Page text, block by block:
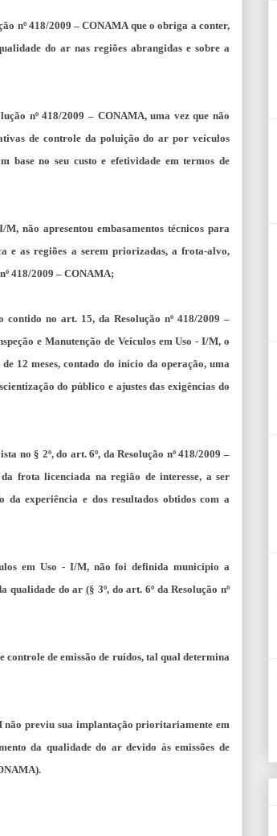
nº 418/2009 – CONAMA que o obriga a conter,
do ar nas regiões abrangidas e sobre a
nº 418/2009 – CONAMA, uma vez que não
de controle da poluição do ar por veículos
base no seu custo e efetividade em termos de
não apresentou embasamentos técnicos para
e as regiões a serem priorizadas, a frota-alvo,
418/2009 – CONAMA;
contido no art. 15, da Resolução nº 418/2009 –
e Manutenção de Veículos em Uso - I/M, o
12 meses, contado do início da operação, uma
do público e ajustes das exigências do
no § 2º, do art. 6º, da Resolução nº 418/2009 –
frota licenciada na região de interesse, a ser
experiência e dos resultados obtidos com a
em Uso - I/M, não foi definida município a
do ar (§ 3º, do art. 6º da Resolução nº
controle de emissão de ruídos, tal qual determina
não previu sua implantação prioritariamente em
da qualidade do ar devido às emissões de